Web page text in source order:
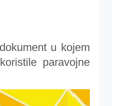
u kojem
paravojne